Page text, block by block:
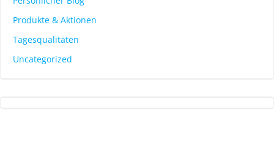
Produkte & Aktionen
Tagesqualitäten
Uncategorized